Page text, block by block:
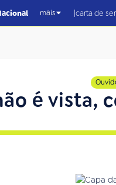
mais |carta de
é vista,